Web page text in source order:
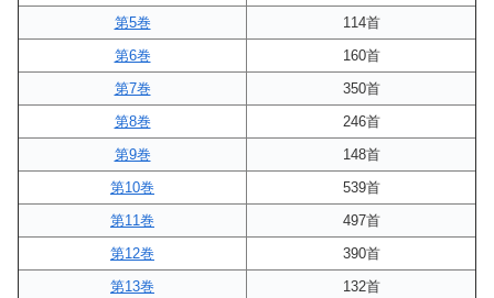
第5巻
114首
第6巻
160首
第7巻
350首
第8巻
246首
第9巻
148首
第10巻
539首
第11巻
497首
第12巻
390首
第13巻
132首